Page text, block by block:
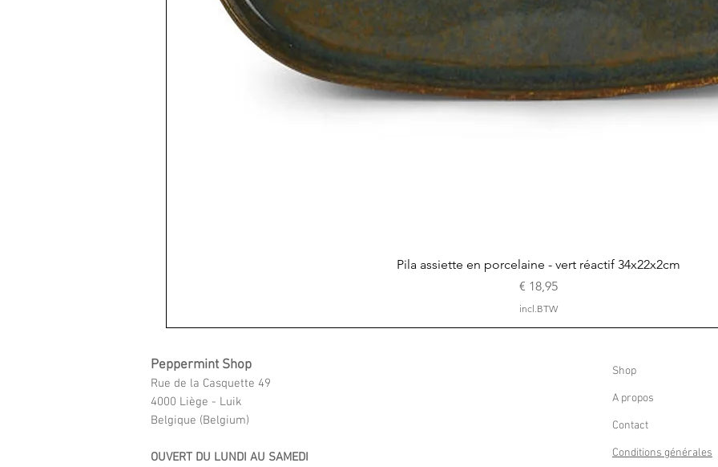
Snel overzicht
Pila assiette en porcelaine - vert réactif 34x22x2cm
Prijs
€ 18,95
incl.BTW
Peppermint Shop
Rue de la Casquette 49
4000 Liège - Luik
Belgique (Belgium)
OUVERT DU LUNDI AU SAMEDI
Shop
A propos
Contact
Conditions générales